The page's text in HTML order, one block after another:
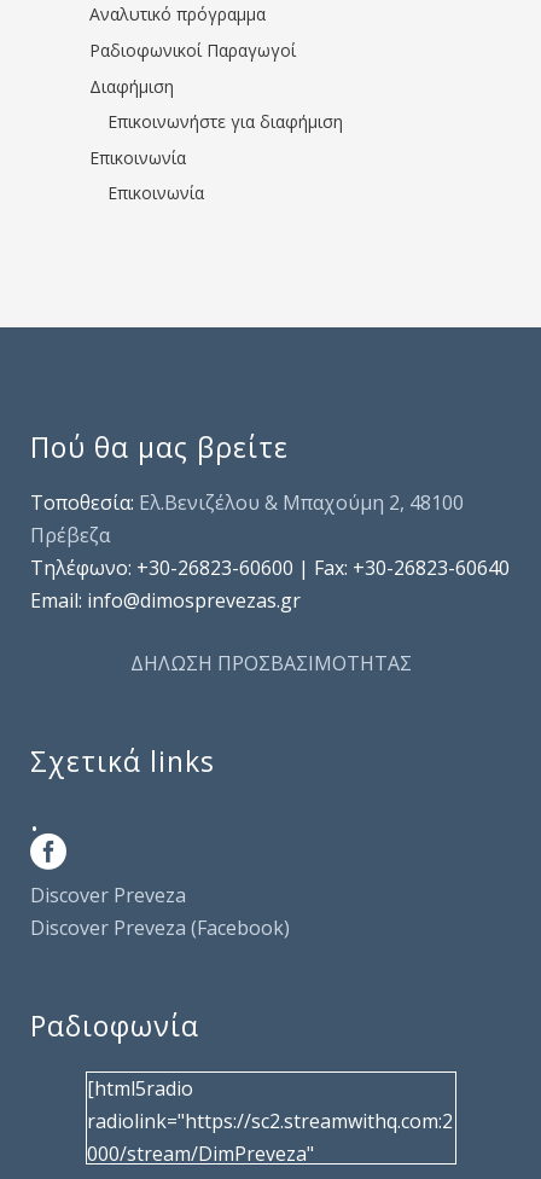
Αναλυτικό πρόγραμμα
Ραδιοφωνικοί Παραγωγοί
Διαφήμιση
Επικοινωνήστε για διαφήμιση
Επικοινωνία
Επικοινωνία
Πού θα μας βρείτε
Τοποθεσία: Ελ.Βενιζέλου & Μπαχούμη 2, 48100
Πρέβεζα
Τηλέφωνo: +30-26823-60600 | Fax: +30-26823-60640
Email: info@dimosprevezas.gr
ΔΗΛΩΣΗ ΠΡΟΣΒΑΣΙΜΟΤΗΤΑΣ
Σχετικά links
.
Discover Preveza
Discover Preveza (Facebook)
Ραδιοφωνία
[html5radio
radiolink="https://sc2.streamwithq.com:2
000/stream/DimPreveza"